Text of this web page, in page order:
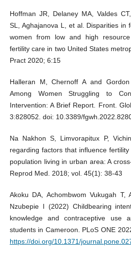
Hoffman JR, Delaney MA, Valdes
SL, Aghajanova L, et al. Disparities in
women from low and high
fertility care in two United States
Pract 2020; 6:15
Halleran M, Chernoff A and
Among Women Struggling to
Intervention: A Brief Report. Front.
3:828052. doi: 10.3389/
Na Nakhon S, Limvorapitux P,
regarding factors that influence
population living in urban area: A
Reprod Med. 2018; vol. 45(1): 38-43
Akoku DA, Achombwom Vukugah T,
Nzubepie I (2022) Childbearing
knowledge and contraceptive use
students in Cameroon. PLoS ONE
https://doi.org/10.1371/